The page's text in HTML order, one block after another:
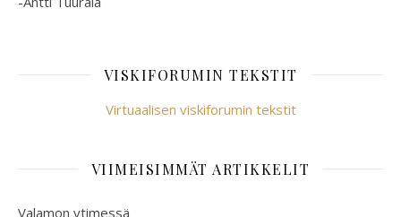
VISKIFORUMIN TEKSTIT
Virtuaalisen viskiforumin tekstit
VIIMEISIMMÄT ARTIKKELIT
Valamon ytimessä